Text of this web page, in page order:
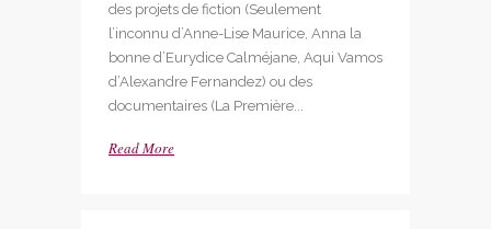
des projets de fiction (Seulement
l’inconnu d’Anne-Lise Maurice, Anna la
bonne d’Eurydice Calméjane, Aqui Vamos
d’Alexandre Fernandez) ou des
documentaires (La Première...
Read More